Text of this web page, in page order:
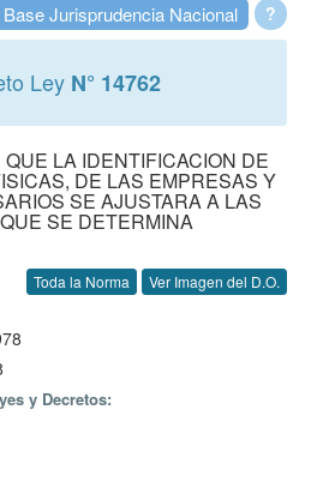
?
Base Jurisprudencia Nacional
Ley N° 14762
LA IDENTIFICACION DE
DE LAS EMPRESAS Y
SE AJUSTARA A LAS
SE DETERMINA
Toda la Norma Ver Imagen del D.O.
y Decretos: